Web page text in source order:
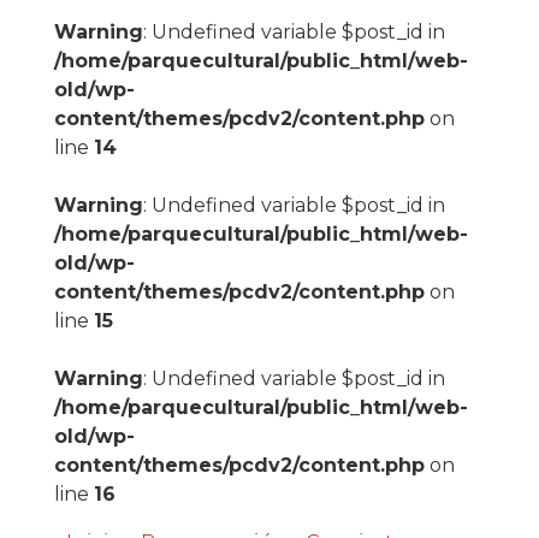
Warning: Undefined variable $post_id in
/home/parquecultural/public_html/web-
old/wp-
content/themes/pcdv2/content.phpon
line 14
Warning: Undefined variable $post_id in
/home/parquecultural/public_html/web-
old/wp-
content/themes/pcdv2/content.phpon
line 15
Warning: Undefined variable $post_id in
/home/parquecultural/public_html/web-
old/wp-
content/themes/pcdv2/content.phpon
line 16